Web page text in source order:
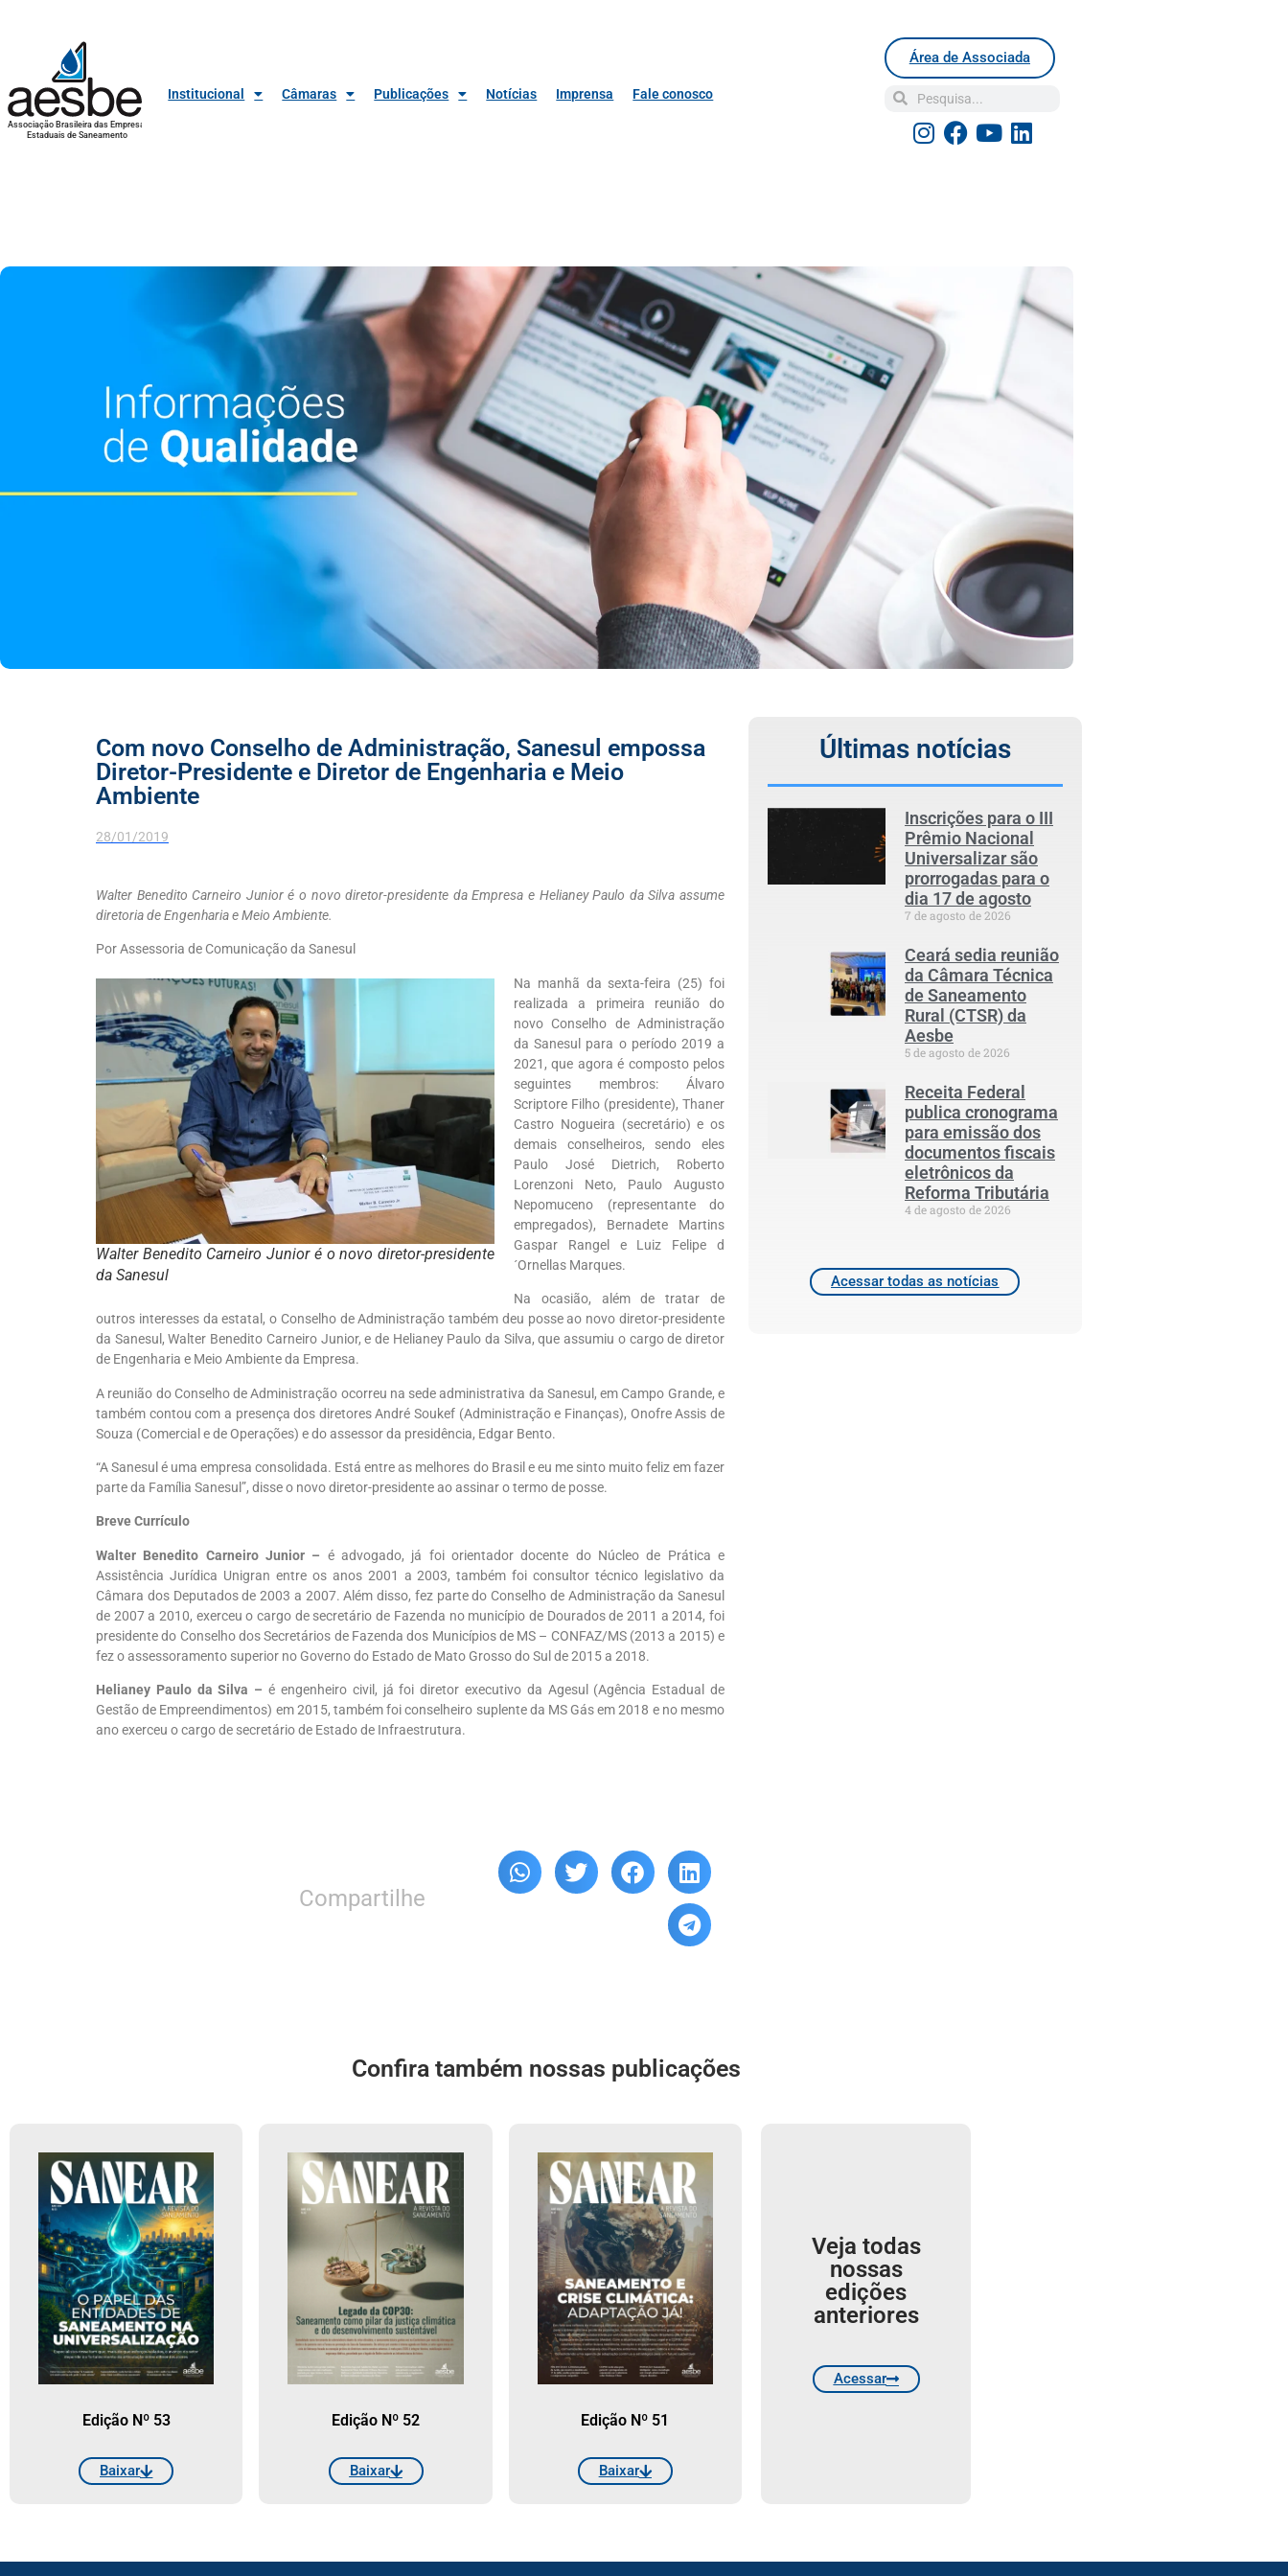
Associação Brasileira das Empresas
Estaduais de Saneamento
Institucional Câmaras Publicações Notícias Imprensa Fale conosco
Área de Associada
Com novo Conselho de Administração, Sanesul empossa
Diretor-Presidente e Diretor de Engenharia e Meio
Ambiente
28/01/2019
Walter Benedito Carneiro Junior é o novo diretor-presidente da Empresa e Helianey Paulo da Silva assume
diretoria de Engenharia e Meio Ambiente.
Por Assessoria de Comunicação da Sanesul
Walter Benedito Carneiro Junior é o novo diretor-presidente
da Sanesul
Na manhã da sexta-feira (25) foi
realizada a primeira reunião do
novo Conselho de Administração
da Sanesul para o período 2019 a
2021, que agora é composto pelos
seguintes membros: Álvaro
Scriptore Filho (presidente), Thaner
Castro Nogueira (secretário) e os
demais conselheiros, sendo eles
Paulo José Dietrich, Roberto
Lorenzoni Neto, Paulo Augusto
Nepomuceno (representante do
empregados), Bernadete Martins
Gaspar Rangel e Luiz Felipe d
´Ornellas Marques.
Na ocasião, além de tratar de
outros interesses da estatal, o Conselho de Administração também deu posse ao novo diretor-presidente
da Sanesul, Walter Benedito Carneiro Junior, e de Helianey Paulo da Silva, que assumiu o cargo de diretor
de Engenharia e Meio Ambiente da Empresa.
A reunião do Conselho de Administração ocorreu na sede administrativa da Sanesul, em Campo Grande, e
também contou com a presença dos diretores André Soukef (Administração e Finanças), Onofre Assis de
Souza (Comercial e de Operações) e do assessor da presidência, Edgar Bento.
“A Sanesul é uma empresa consolidada. Está entre as melhores do Brasil e eu me sinto muito feliz em fazer
parte da Família Sanesul”, disse o novo diretor-presidente ao assinar o termo de posse.
Breve Currículo
Walter Benedito Carneiro Junior – é advogado, já foi orientador docente do Núcleo de Prática e
Assistência Jurídica Unigran entre os anos 2001 a 2003, também foi consultor técnico legislativo da
Câmara dos Deputados de 2003 a 2007. Além disso, fez parte do Conselho de Administração da Sanesul
de 2007 a 2010, exerceu o cargo de secretário de Fazenda no município de Dourados de 2011 a 2014, foi
presidente do Conselho dos Secretários de Fazenda dos Municípios de MS – CONFAZ/MS (2013 a 2015) e
fez o assessoramento superior no Governo do Estado de Mato Grosso do Sul de 2015 a 2018.
Helianey Paulo da Silva – é engenheiro civil, já foi diretor executivo da Agesul (Agência Estadual de
Gestão de Empreendimentos) em 2015, também foi conselheiro suplente da MS Gás em 2018 e no mesmo
ano exerceu o cargo de secretário de Estado de Infraestrutura.
Compartilhe
Últimas notícias
Inscrições para o III
Prêmio Nacional
Universalizar são
prorrogadas para o
dia 17 de agosto
7 de agosto de 2026
Ceará sedia reunião
da Câmara Técnica
de Saneamento
Rural (CTSR) da
Aesbe
5 de agosto de 2026
Receita Federal
publica cronograma
para emissão dos
documentos fiscais
eletrônicos da
Reforma Tributária
4 de agosto de 2026
Acessar todas as notícias
Confira também nossas publicações
Edição Nº 53
Baixar
Edição Nº 52
Baixar
Edição Nº 51
Baixar
Veja todas
nossas
edições
anteriores
Acessar